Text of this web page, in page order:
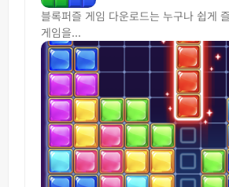
블록퍼즐 게임 다운로드는 누구나 쉽게
게임을...